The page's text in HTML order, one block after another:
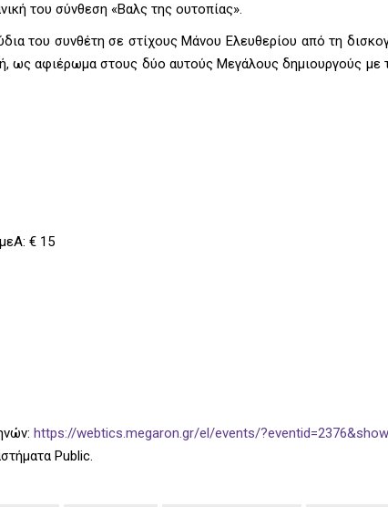
του σύνθεση «Βαλς της ουτοπίας».
του συνθέτη σε στίχους Μάνου Ελευθερίου από τη
ως αφιέρωμα στους δύο αυτούς Μεγάλους δημιουργούς με
€ 15
https://webtics.megaron.gr/el/events/
Public.